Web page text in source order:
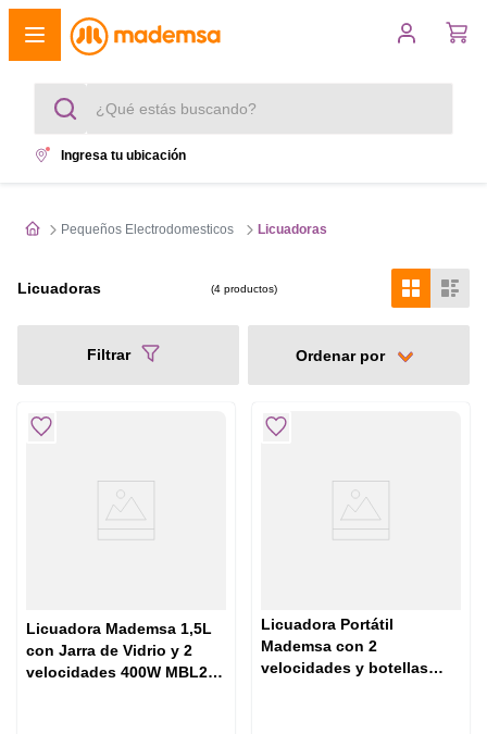
¿Qué estás buscando?
1. cocina 4 platos
3. refrigerador
Ingresa tu ubicación
Pequeños Electrodomesticos Licuadoras
Licuadoras 4 productos
Filtrar
Licuadora Mademsa 1,5L
con Jarra de Vidrio y 2
velocidades 400W MBL20
Licuadora Portátil
Mademsa con 2
velocidades y botellas